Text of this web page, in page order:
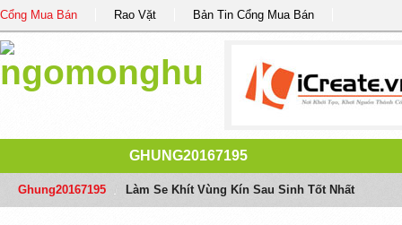
Cổng Mua Bán Rao Vặt Bản Tin Cổng Mua Bán
GHUNG20167195
Ghung20167195 Làm Se Khít Vùng Kín Sau Sinh Tốt Nhất